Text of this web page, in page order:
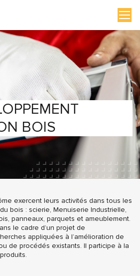
BOIS
exercent leurs activités dans tous les
bois : scierie, Menuiserie Industrielle,
panneaux, parquets et ameublement.
le cadre d’un projet de
appliquées à l’amélioration de
de procédés existants. Il participe à la